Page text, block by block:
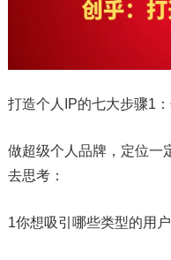
打造个人IP的七大步骤1
做超级个人品牌，定位一
去思考：
1你想吸引哪些类型的用户